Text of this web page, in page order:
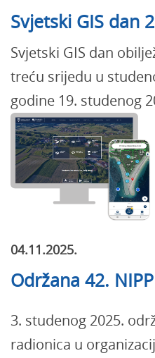
Svjetski GIS dan
Svjetski GIS dan
treću srijedu u
godine 19. studenog
04.11.2025.
Održana 42.
3. studenog 2025.
radionica u